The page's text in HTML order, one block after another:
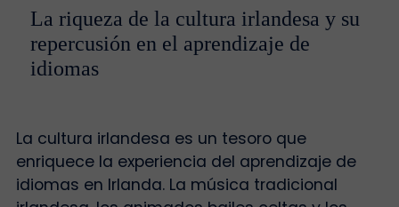
La riqueza de la cultura irlandesa y su
repercusión en el aprendizaje de
idiomas
La cultura irlandesa es un tesoro que
enriquece la experiencia del aprendizaje de
idiomas en Irlanda. La música tradicional